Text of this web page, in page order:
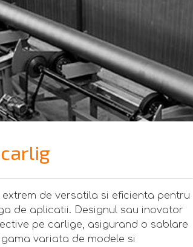
de versatila si eficienta pentru
de aplicatii. Designul sau inovator
pe carlige, asigurand o sablare
variata de modele si